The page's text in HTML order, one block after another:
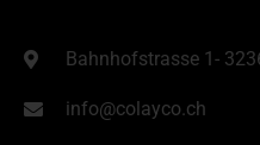
Bahnhofstrasse 1-
info@colayco.ch